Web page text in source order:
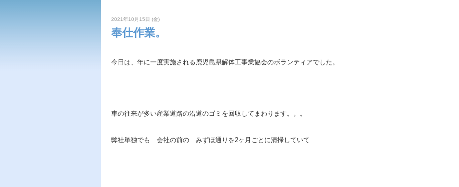
2021年10月15日 (金)
奉仕作業。
今日は、年に一度実施される鹿児島県解体工事業協会のボランティアでした。
車の往来が多い産業道路の沿道のゴミを回収してまわります。。。
弊社単独でも 会社の前の みずほ通りを2ヶ月ごとに清掃していて